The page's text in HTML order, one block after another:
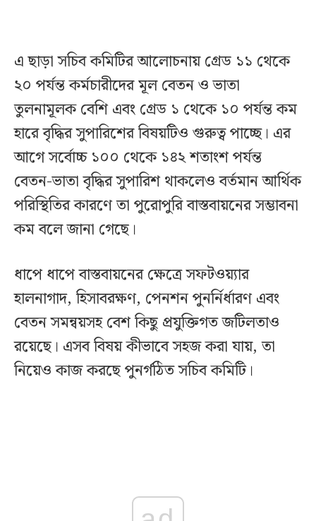
এ ছাড়া সচিব কমিটির আলোচনায় গ্রেড ১১ থেকে
২০ পর্যন্ত কর্মচারীদের মূল বেতন ও ভাতা
তুলনামূলক বেশি এবং গ্রেড ১ থেকে ১০ পর্যন্ত কম
হারে বৃদ্ধির সুপারিশের বিষয়টিও গুরুত্ব পাচ্ছে। এর
আগে সর্বোচ্চ ১০০ থেকে ১৪২ শতাংশ পর্যন্ত
বেতন-ভাতা বৃদ্ধির সুপারিশ থাকলেও বর্তমান আর্থিক
পরিস্থিতির কারণে তা পুরোপুরি বাস্তবায়নের সম্ভাবনা
কম বলে জানা গেছে।
ধাপে ধাপে বাস্তবায়নের ক্ষেত্রে সফটওয়্যার
হালনাগাদ, হিসাবরক্ষণ, পেনশন পুনর্নির্ধারণ এবং
বেতন সমন্বয়সহ বেশ কিছু প্রযুক্তিগত জটিলতাও
রয়েছে। এসব বিষয় কীভাবে সহজ করা যায়, তা
নিয়েও কাজ করছে পুনর্গঠিত সচিব কমিটি।